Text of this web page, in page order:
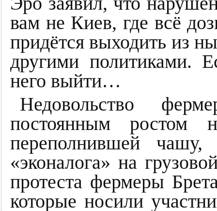
вам не Киев, где всё
придётся выходить из
другими политиками.
него выйти…
Недовольство
постоянным ростом
переполнившей
«эконалога» на
протеста фермеры
которые носили